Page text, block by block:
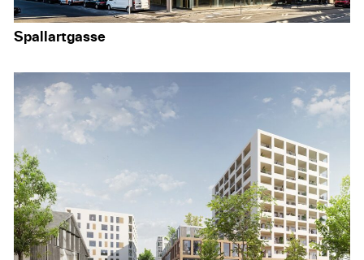
Spallartgasse